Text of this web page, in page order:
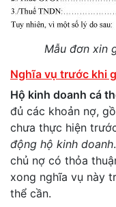
Mẫu đơn xin
Nghĩa vụ trước khi
Hộ kinh doanh cá
đủ các khoản nợ,
chưa thực hiện
động hộ kinh doanh
chủ nợ có thỏa
xong nghĩa vụ này
thể cần.